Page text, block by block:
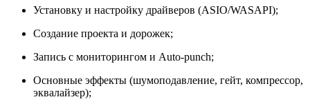
Установку и настройку драйверов (ASIO/WASAPI);
Создание проекта и дорожек;
Запись с мониторингом и Auto-punch;
Основные эффекты (шумоподавление, гейт, компрессор,
эквалайзер);